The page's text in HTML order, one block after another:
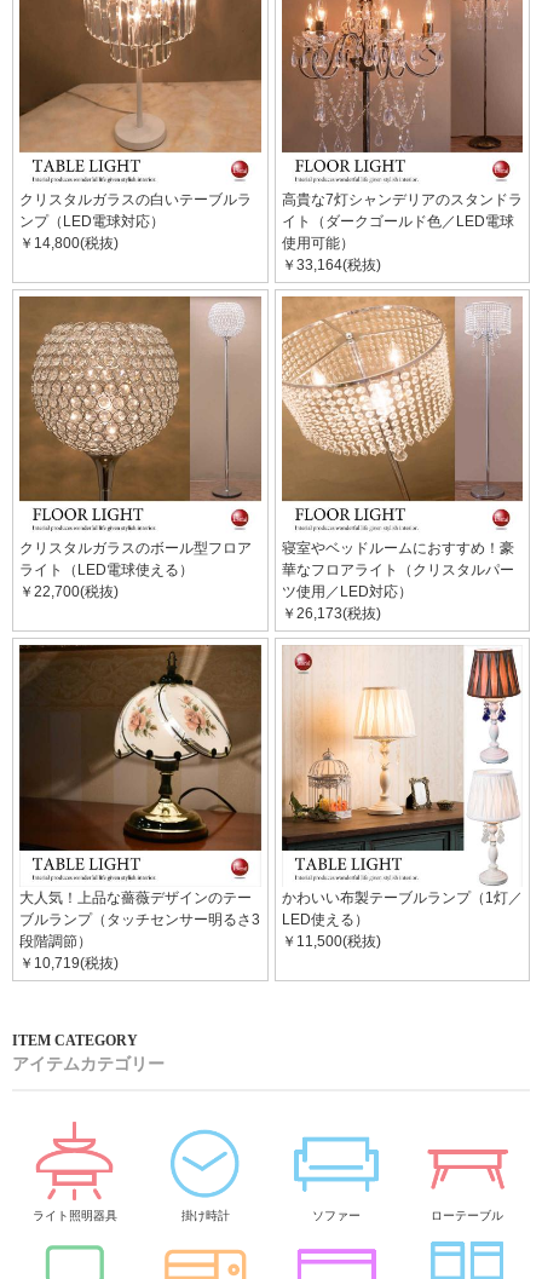
クリスタルガラスの白いテーブルラ
ンプ（LED電球対応）
￥14,800(税抜)
高貴な7灯シャンデリアのスタンドラ
イト（ダークゴールド色／LED電球
使用可能）
￥33,164(税抜)
クリスタルガラスのボール型フロア
ライト（LED電球使える）
￥22,700(税抜)
寝室やベッドルームにおすすめ！豪
華なフロアライト（クリスタルパー
ツ使用／LED対応）
￥26,173(税抜)
大人気！上品な薔薇デザインのテー
ブルランプ（タッチセンサー明るさ3
段階調節）
￥10,719(税抜)
かわいい布製テーブルランプ（1灯／
LED使える）
￥11,500(税抜)
アイテムカテゴリー
ライト照明器具 掛け時計 ソファー ローテーブル